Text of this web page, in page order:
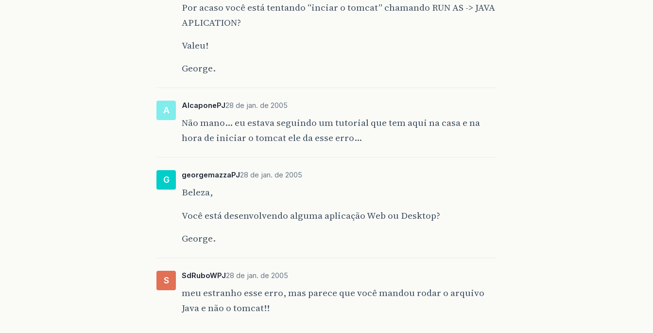
Por acaso você está tentando “inciar o tomcat” chamando RUN AS -> JAVA
APLICATION?
Valeu!
George.
A AlcaponePJ28 de jan. de 2005
Não mano… eu estava seguindo um tutorial que tem aqui na casa e na
hora de iniciar o tomcat ele da esse erro…
G georgemazzaPJ28 de jan. de 2005
Beleza,
Você está desenvolvendo alguma aplicação Web ou Desktop?
George.
S SdRuboWPJ28 de jan. de 2005
meu estranho esse erro, mas parece que você mandou rodar o arquivo
Java e não o tomcat!!